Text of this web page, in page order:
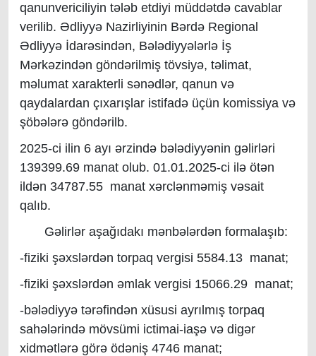
qanunvericiliyin tələb etdiyi müddətdə cavablar
verilib. Ədliyyə Nazirliyinin Bərdə Regional
Ədliyyə İdarəsindən, Bələdiyyələrlə İş
Mərkəzindən göndərilmiş tövsiyə, təlimat,
məlumat xarakterli sənədlər, qanun və
qaydalardan çıxarışlar istifadə üçün komissiya və
şöbələrə göndərilb.
2025-ci ilin 6 ayı ərzində bələdiyyənin gəlirləri
139399.69 manat olub. 01.01.2025-ci ilə ötən
ildən 34787.55 manat xərclənməmiş vəsait
qalıb.
Gəlirlər aşağıdakı mənbələrdən formalaşıb:
-fiziki şəxslərdən torpaq vergisi 5584.13 manat;
-fiziki şəxslərdən əmlak vergisi 15066.29 manat;
-bələdiyyə tərəfindən xüsusi ayrılmış torpaq
sahələrində mövsümi ictimai-iaşə və digər
xidmətlərə görə ödəniş 4746 manat;